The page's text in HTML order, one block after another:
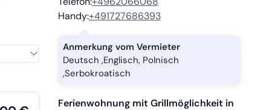
Handy:+491727686393
Anmerkung vom Vermieter
Deutsch ,Englisch, Polnisch
,Serbokroatisch
Ferienwohnung mit Grillmöglichkeit in